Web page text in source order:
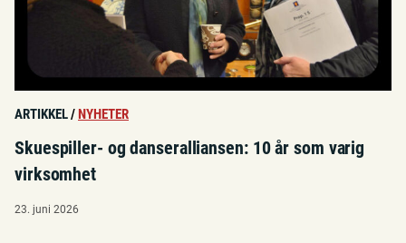
ARTIKKEL/NYHETER
Skuespiller- og danseralliansen: 10 år som varig
virksomhet
23. juni 2026